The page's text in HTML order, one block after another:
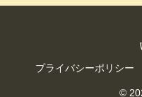
プライバシーポリシー
©